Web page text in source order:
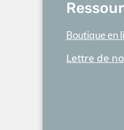
Boutique en
Lettre de